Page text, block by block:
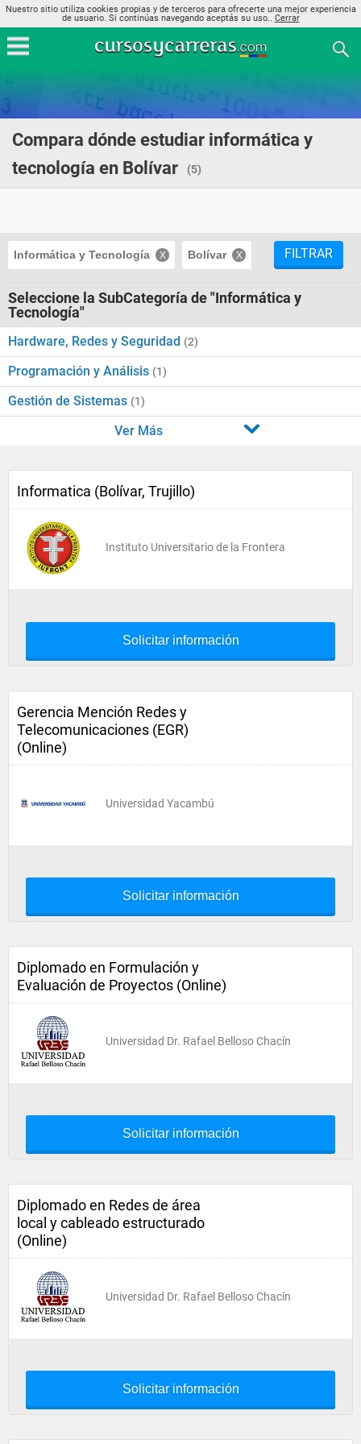
Nuestro sitio utiliza cookies propias y de terceros para ofrecerte una mejor experiencia
de usuario. Si continúas navegando aceptás su uso.. Cerrar
Compara dónde estudiar informática y
tecnología en Bolívar
(5)
Informática y Tecnología Bolívar FILTRAR
Seleccione la SubCategoría de "Informática y
Tecnología"
Hardware, Redes y Seguridad (2)
Programación y Análisis (1)
Gestión de Sistemas (1)
Ver Más
Informatica (Bolívar, Trujillo)
Instituto Universitario de la Frontera
Solicitar información
Gerencia Mención Redes y
Telecomunicaciones (EGR)
(Online)
Universidad Yacambú
Solicitar información
Diplomado en Formulación y
Evaluación de Proyectos (Online)
Universidad Dr. Rafael Belloso Chacín
Solicitar información
Diplomado en Redes de área
local y cableado estructurado
(Online)
Universidad Dr. Rafael Belloso Chacín
Solicitar información